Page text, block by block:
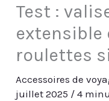
Test :
extensible
roulettes
Accessoires de
juillet 2025 /4